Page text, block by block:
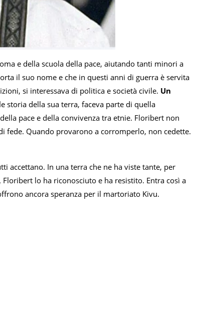
e della scuola della pace, aiutando tanti minori a
il suo nome e che in questi anni di guerra è servita
si interessava di politica e società civile. Un
storia della sua terra, faceva parte di quella
pace e della convivenza tra etnie. Floribert non
fede. Quando provarono a corromperlo, non cedette.
accettano. In una terra che ne ha viste tante, per
lo ha riconosciuto e ha resistito. Entra così a
ancora speranza per il martoriato Kivu.